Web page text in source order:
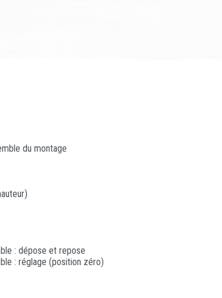
du montage
: dépose et repose
: réglage (position zéro)